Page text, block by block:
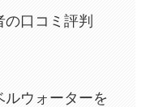
口コミ評判
ルウォーターを